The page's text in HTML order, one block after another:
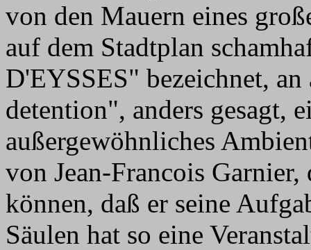
von den Mauern eines
auf dem Stadtplan
D'EYSSES" bezeichnet,
detention", anders gesagt,
außergewöhnliches
von Jean-Francois
können, daß er seine
Säulen hat so eine